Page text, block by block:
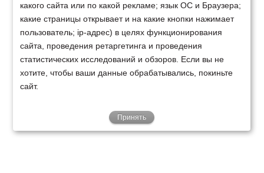
какого сайта или по какой рекламе; язык ОС и Браузера;
какие страницы открывает и на какие кнопки нажимает
пользователь; ip-адрес) в целях функционирования
сайта, проведения ретаргетинга и проведения
статистических исследований и обзоров. Если вы не
хотите, чтобы ваши данные обрабатывались, покиньте
сайт.
Принять